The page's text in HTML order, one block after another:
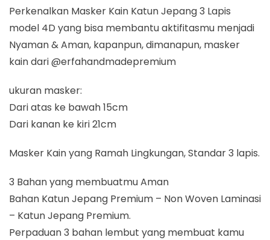
Perkenalkan Masker Kain Katun Jepang 3 Lapis
model 4D yang bisa membantu aktifitasmu menjadi
Nyaman & Aman, kapanpun, dimanapun, masker
kain dari @erfahandmadepremium
ukuran masker:
Dari atas ke bawah 15cm
Dari kanan ke kiri 21cm
Masker Kain yang Ramah Lingkungan, Standar 3 lapis.
3 Bahan yang membuatmu Aman
Bahan Katun Jepang Premium – Non Woven Laminasi
– Katun Jepang Premium.
Perpaduan 3 bahan lembut yang membuat kamu